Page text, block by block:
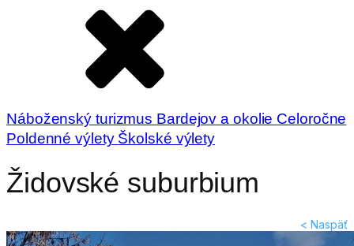
Náboženský turizmus Bardejov a okolie Celoročne
Poldenné výlety Školské výlety
Židovské suburbium
< Naspäť